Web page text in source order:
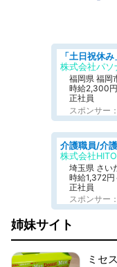
株式会社パソ
福岡県 福岡
時給2,300円
正社員
スポンサー
埼玉県 さい
時給1,372円
正社員
スポンサー
姉妹サイト
ミセ